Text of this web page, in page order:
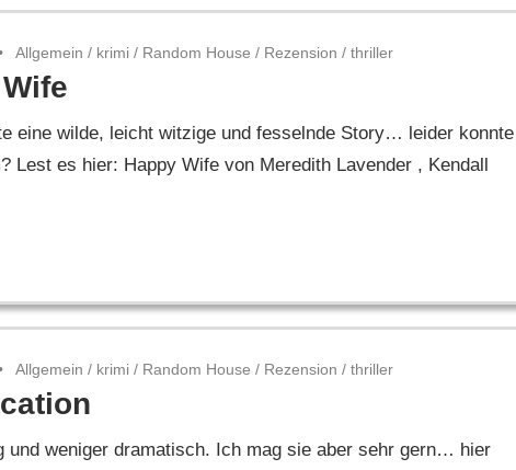
Allgemein / krimi / Random House / Rezension /thriller
eine wilde, leicht witzige und fesselnde Story… leider konnte
es hier: Happy Wife von Meredith Lavender , Kendall
Allgemein / krimi / Random House / Rezension /thriller
und weniger dramatisch. Ich mag sie aber sehr gern… hier